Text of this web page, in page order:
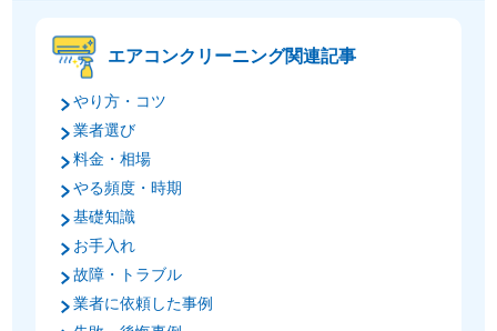
エアコンクリーニング関連記事
やり方・コツ
業者選び
料金・相場
やる頻度・時期
基礎知識
お手入れ
故障・トラブル
業者に依頼した事例